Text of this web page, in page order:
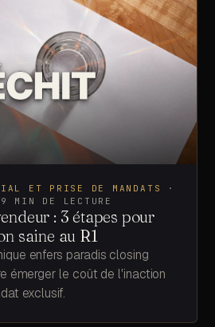
ET PRISE DE MANDATS
·
9 MIN DE LECTURE
: 3 étapes pour
saine au R1
enfers paradis closing
émerger le coût de l'inaction
exclusif.